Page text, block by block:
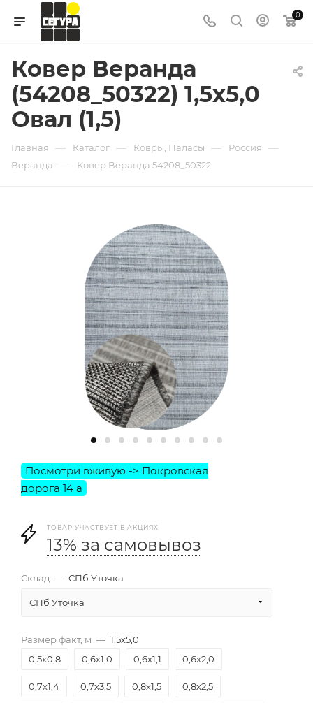
0
Ковер Веранда
(54208_50322) 1,5х5,0
Овал (1,5)
Главная — Каталог — Ковры, Паласы — Россия —
Веранда — Ковер Веранда 54208_50322
ТОВАР УЧАСТВУЕТ В АКЦИЯХ
13% за самовывоз
Склад — СПб Уточка
СПб Уточка
Размер факт, м — 1,5х5,0
0,5х0,8
0,6х1,0 0,6х1,1 0,6х2,0
0,7х1,4 0,7х3,5 0,8х1,5 0,8х2,5